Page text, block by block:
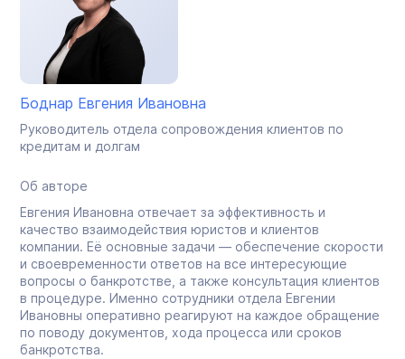
Боднар Евгения Ивановна
Руководитель отдела сопровождения клиентов по
кредитам и долгам
Об авторе
Евгения Ивановна отвечает за эффективность и
качество взаимодействия юристов и клиентов
компании. Её основные задачи — обеспечение скорости
и своевременности ответов на все интересующие
вопросы о банкротстве, а также консультация клиентов
в процедуре. Именно сотрудники отдела Евгении
Ивановны оперативно реагируют на каждое обращение
по поводу документов, хода процесса или сроков
банкротства.